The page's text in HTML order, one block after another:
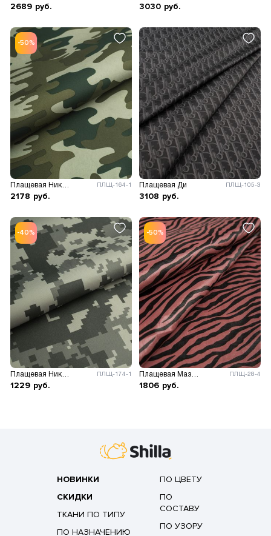
2689 руб. 3030 руб.
-50%
ПЛЩ-164-1
2178 руб.
Плащевая Ди ПЛЩ-105-3
3108 руб.
-40%
Плащевая Николь принт ПЛЩ-174-1
1229 руб.
-50%
Плащевая Мазерати зебра ПЛЩ-28-4
1806 руб.
НОВИНКИ
СКИДКИ
ТКАНИ ПО ТИПУ
ПО НАЗНАЧЕНИЮ
ПО ЦВЕТУ
ПО
СОСТАВУ
ПО УЗОРУ